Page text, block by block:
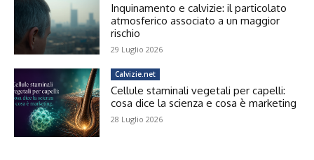
Inquinamento e calvizie: il particolato
atmosferico associato a un maggior
rischio
29 Luglio 2026
Calvizie.net
Cellule staminali vegetali per capelli:
cosa dice la scienza e cosa è marketing
28 Luglio 2026